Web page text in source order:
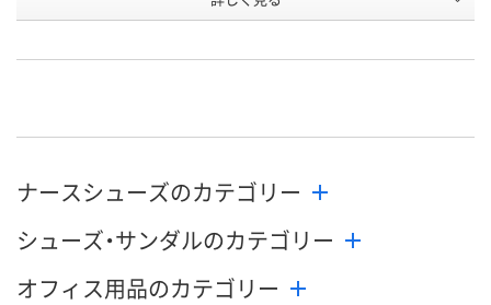
カゴへ カゴへ
ナースシューズのカテゴリー
シューズ・サンダルのカテゴリー
オフィス用品のカテゴリー